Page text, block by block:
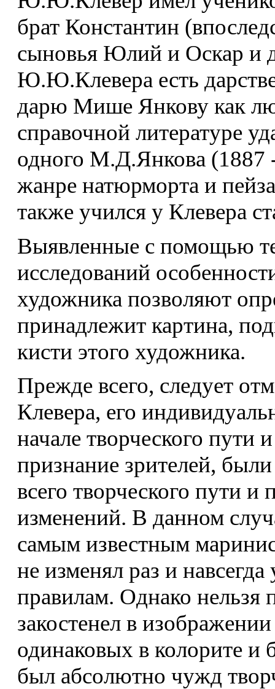
брат Константин
сыновья Юлий и Оскар и
Ю.Ю.Клевера есть
дарю Мише Янкову как
справочной литературе
одного М.Д.Янкова (1887
жанре натюрморта и
также учился у Клевера
Выявленные с помощью
исследований
художника позволяют
принадлежит картина,
кисти этого художника.
Прежде всего, следует
Клевера, его
начале творческого
признание зрителей,
всего творческого пути и
изменений. В данном
самым известным
не изменял раз и
правилам. Однако нельзя
закостенел в
одинаковых в колорите и
был абсолютно чужд